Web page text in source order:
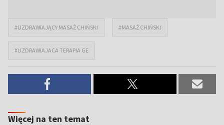
#UZDRAWIAJĄCY MASAŻ CHIŃSKI #MASAŻ CHIŃSKI
#UZDRAWIAJACA TERAPIA GE
Więcej na ten temat